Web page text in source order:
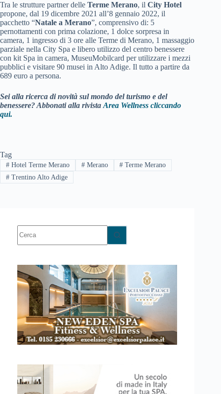
Tra le strutture partner delle Terme Merano, il City Hotel
propone, dal 19 dicembre 2021 all’8 gennaio 2022, il
pacchetto “Natale a Merano”, comprensivo di: 5
pernottamenti con prima colazione, 1 dolce sorpresa in
camera, 1 ingresso di 3 ore alle Terme di Merano, 1 massaggio
parziale nella City Spa e libero utilizzo del centro benessere
con kit Spa in camera, MuseuMobilcard per utilizzare i mezzi
pubblici e visitare 90 musei in Alto Adige. Il tutto a partire da
689 euro a persona.
Sei alla ricerca di novità sul mondo del turismo e del
benessere? Abbonati alla rivista Area Wellness cliccando
qui.
Tag
#Hotel Terme Merano #Merano # Terme Merano
#Trentino Alto Adige
risultato